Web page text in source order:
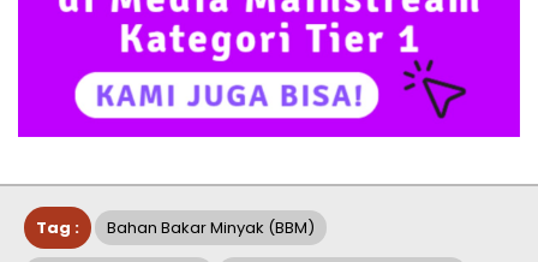
Tag : Bahan Bakar Minyak (BBM)